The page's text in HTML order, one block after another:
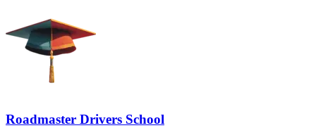
Roadmaster Drivers School